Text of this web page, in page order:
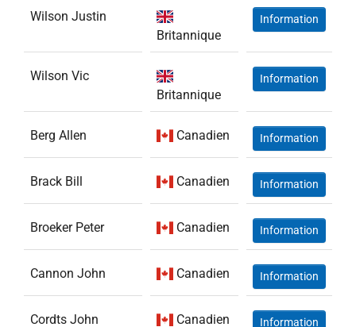
Wilson Justin
Britannique
Information
Wilson Vic
Britannique
Information
Berg Allen Canadien Information
Brack Bill Canadien Information
Broeker Peter Canadien Information
Cannon John Canadien Information
Cordts John Canadien Information